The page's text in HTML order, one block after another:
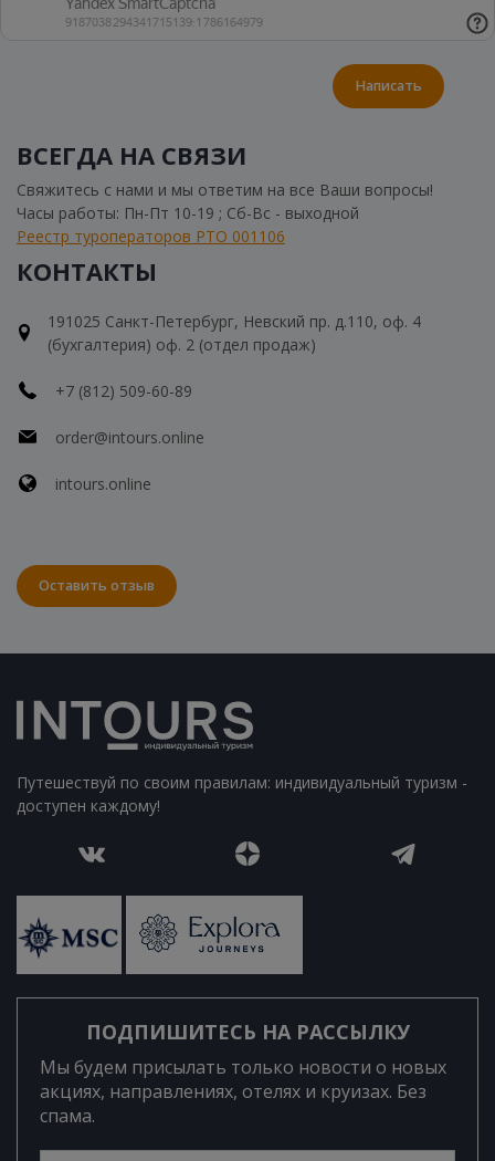
Написать
ВСЕГДА НА СВЯЗИ
Свяжитесь с нами и мы ответим на все Ваши вопросы!
Часы работы: Пн-Пт 10-19 ; Сб-Вс - выходной
Реестр туроператоров РТО 001106
КОНТАКТЫ
191025 Санкт-Петербург, Невский пр. д.110, оф. 4
(бухгалтерия) оф. 2 (отдел продаж)
+7 (812) 509-60-89
order@intours.online
intours.online
Оставить отзыв
Путешествуй по своим правилам: индивидуальный туризм -
доступен каждому!
ПОДПИШИТЕСЬ НА РАССЫЛКУ
Мы будем присылать только новости о новых
акциях, направлениях, отелях и круизах. Без
спама.